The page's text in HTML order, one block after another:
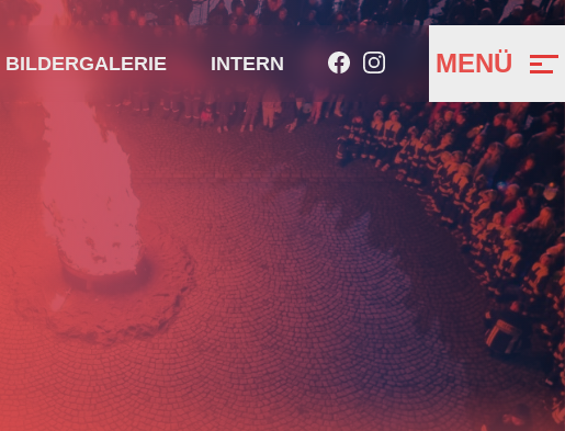
BILDERGALERIE INTERN MENÜ